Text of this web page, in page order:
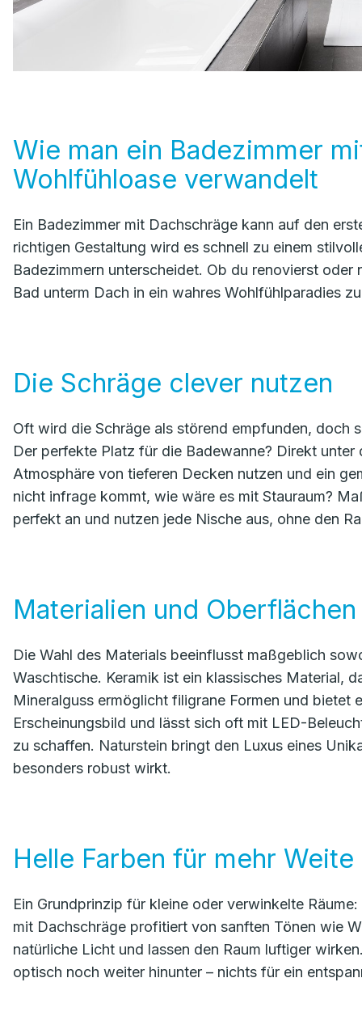
Wie man ein Badezimmer
Wohlfühloase verwandelt
Ein Badezimmer mit Dachschräge kann auf den
richtigen Gestaltung wird es schnell zu einem
Badezimmern unterscheidet. Ob du renovierst
Bad unterm Dach in ein wahres Wohlfühlparadies
Die Schräge clever nutzen
Oft wird die Schräge als störend empfunden, doch
Der perfekte Platz für die Badewanne? Direkt
Atmosphäre von tieferen Decken nutzen und ein
nicht infrage kommt, wie wäre es mit Stauraum?
perfekt an und nutzen jede Nische aus, ohne den
Materialien und Oberflächen
Die Wahl des Materials beeinflusst maßgeblich
Waschtische. Keramik ist ein klassisches Material,
Mineralguss ermöglicht filigrane Formen und bietet
Erscheinungsbild und lässt sich oft mit LED-
zu schaffen. Naturstein bringt den Luxus eines
besonders robust wirkt.
Helle Farben für mehr Weite
Ein Grundprinzip für kleine oder verwinkelte
mit Dachschräge profitiert von sanften Tönen wie
natürliche Licht und lassen den Raum luftiger
optisch noch weiter hinunter – nichts für ein